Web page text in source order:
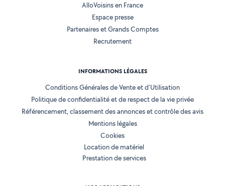
AlloVoisins en France
Espace presse
Partenaires et Grands Comptes
Recrutement
INFORMATIONS LÉGALES
Conditions Générales de Vente et d'Utilisation
Politique de confidentialité et de respect de la vie privée
Référencement, classement des annonces et contrôle des avis
Mentions légales
Cookies
Location de matériel
Prestation de services